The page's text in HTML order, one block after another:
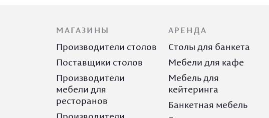
МАГАЗИНЫ
Производители столов
Поставщики столов
Производители
мебели для
ресторанов
АРЕНДА
Столы для банкета
Мебели для кафе
Мебель для
кейтеринга
Банкетная мебель